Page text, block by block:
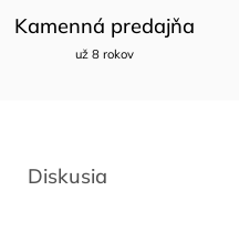
Kamenná predajňa
už 8 rokov
Diskusia